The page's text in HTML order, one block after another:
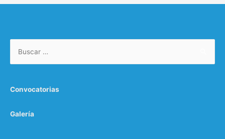
Convocatorias
Galería